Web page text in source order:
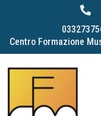
Centro Formazione